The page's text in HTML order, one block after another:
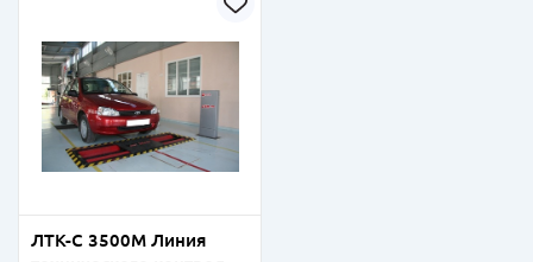
ЛТК-С 3500М Линия